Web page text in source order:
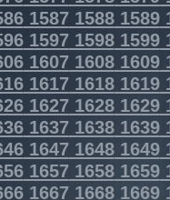
158715881589
159715981599
160716081609
161716181619
162716281629
163716381639
1647 16481649
1657 16581659
1667 16681669